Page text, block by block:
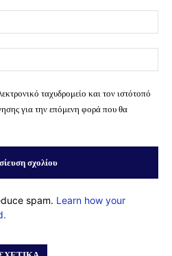
ταχυδρομείο και τον ιστότοπό
για την επόμενη φορά που θα
spam. Learn how your